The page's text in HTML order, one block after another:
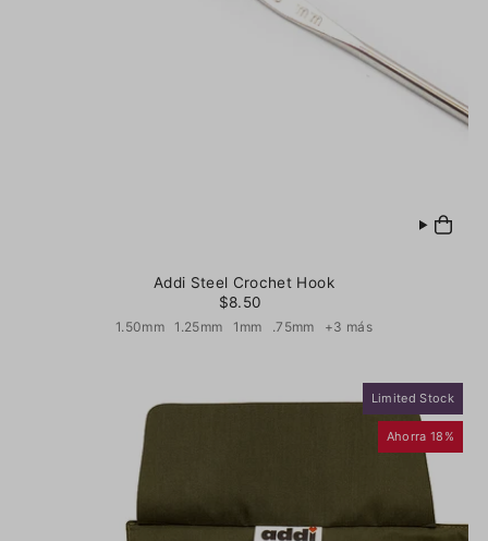
Addi Steel Crochet Hook
$8.50
1.50mm 1.25mm 1mm .75mm +3 más
Limited Stock
Ahorra 18%